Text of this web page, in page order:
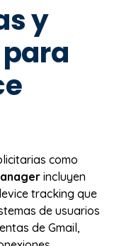
y
como
incluyen
tracking que
de usuarios
de Gmail,